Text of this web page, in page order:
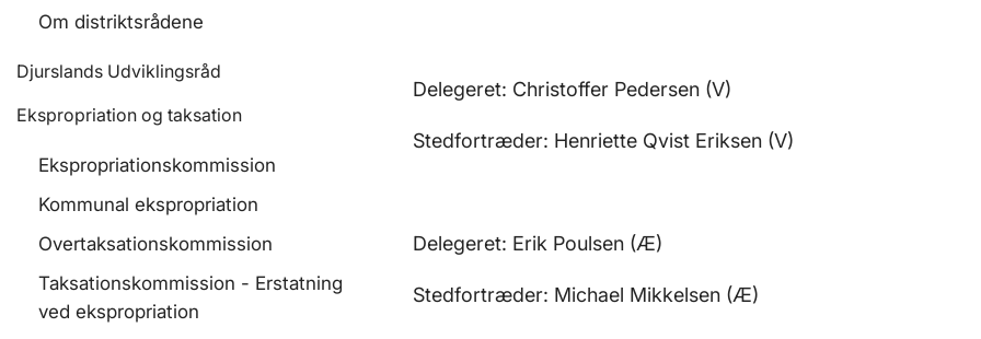
Om distriktsrådene
Djurslands Udviklingsråd
Ekspropriation og taksation
Ekspropriationskommission
Kommunal ekspropriation
Overtaksationskommission
Taksationskommission - Erstatning
ved ekspropriation
Delegeret: Christoffer Pedersen (V)
Stedfortræder: Henriette Qvist Eriksen (V)
Delegeret: Erik Poulsen (Æ)
Stedfortræder: Michael Mikkelsen (Æ)